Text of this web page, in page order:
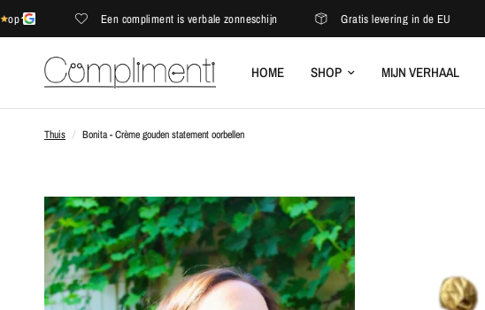
Een compliment is verbale zonneschijn Gratis levering in de EU
HOME SHOP MIJN VERHAAL
Thuis / Bonita - Crème gouden statement oorbellen